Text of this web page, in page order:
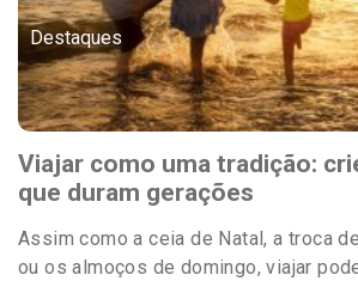
Destaques
Viajar como uma tradição:
que duram gerações
Assim como a ceia de Natal, a troca
ou os almoços de domingo, viajar